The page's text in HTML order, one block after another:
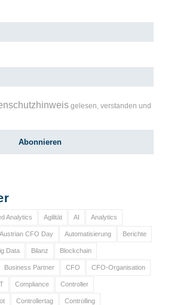
gelesen, verstanden und
Analytics Agilität AI Analytics
Austrian CFO Day Automatisierung Berichte
Data Bilanz Blockchain
Business Partner CFO CFO-Organisation
Compliance Controller
Controllertag Controlling